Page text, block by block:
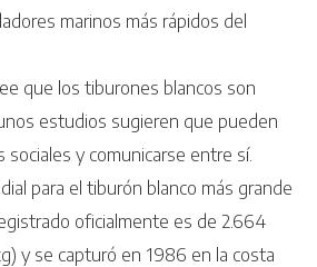
marinos más rápidos del
que los tiburones blancos son
estudios sugieren que pueden
sociales y comunicarse entre sí.
para el tiburón blanco más grande
oficialmente es de 2.664
y se capturó en 1986 en la costa